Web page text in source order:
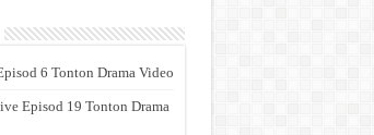
6 Tonton Drama Video
Episod 19 Tonton Drama